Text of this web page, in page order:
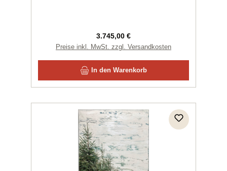
Regulärer Preis:
3.745,00 €
Preise inkl. MwSt. zzgl. Versandkosten
In den Warenkorb